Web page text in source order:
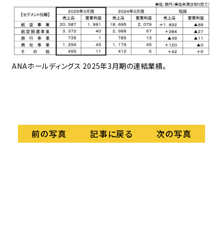
ANAホールディングス 2025年3月期の連結業績。
前の写真 記事に戻る 次の写真